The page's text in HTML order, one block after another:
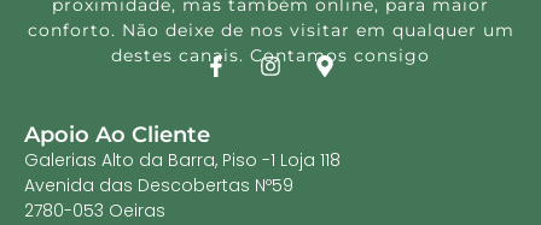
proximidade, mas também online, para maior
conforto. Não deixe de nos visitar em qualquer um
destes canais. Contamos consigo
Apoio Ao Cliente
Galerias Alto da Barra, Piso -1 Loja 118
Avenida das Descobertas Nº59
2780-053 Oeiras